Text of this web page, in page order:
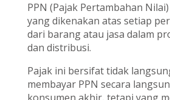
PPN (Pajak Pertambahan
yang dikenakan atas setiap
dari barang atau jasa dalam
dan distribusi.
Pajak ini bersifat tidak
membayar PPN secara